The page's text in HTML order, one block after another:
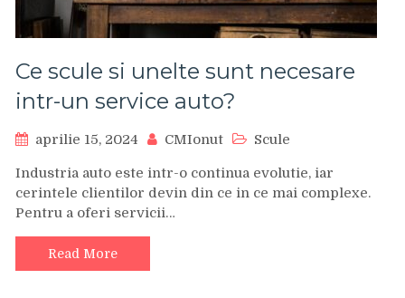
Ce scule si unelte sunt necesare
intr-un service auto?
aprilie 15, 2024 CMIonut Scule
Industria auto este intr-o continua evolutie, iar
cerintele clientilor devin din ce in ce mai complexe.
Pentru a oferi servicii…
Read More